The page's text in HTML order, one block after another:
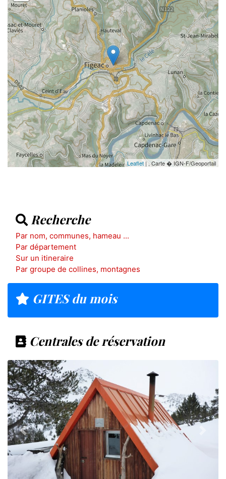
Leaflet | , Carte � IGN-F/Geoportail
Recherche
Par nom, communes, hameau ...
Par département
Sur un itineraire
Par groupe de collines, montagnes
GITES du mois
Centrales de réservation